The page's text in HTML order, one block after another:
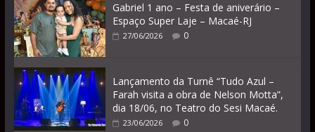
Gabriel 1 ano – Festa de aniverário –
Espaço Super Laje – Macaé-RJ
27/06/2026 0
Lançamento da Turnê “Tudo Azul –
Farah visita a obra de Nelson Motta”,
dia 18/06, no Teatro do Sesi Macaé.
23/06/2026 0